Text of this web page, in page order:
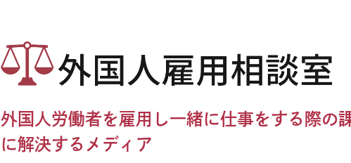
外国人労働者を雇用し一緒に仕事をする際の
に解決するメディア